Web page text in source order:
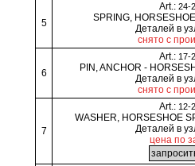
5
Art.: 24-
SPRING,
Деталей в
снято с
6
Art.: 17-
PIN, ANCHOR -
Деталей в
снято с
7
Art.: 12-
WASHER, HORSESHOE
Деталей в
цена по